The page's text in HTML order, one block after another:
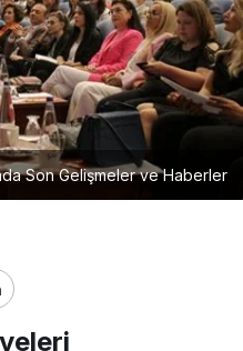
Son Gelişmeler ve Haberler